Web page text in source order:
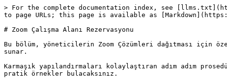
> For the complete documentation index, see
to page URLs; this page is available as
# Zoom Çalışma Alanı Rezervasyonu
Bu bölüm, yöneticilerin Zoom Çözümleri dağıtması için
sunar.
Karmaşık yapılandırmaları kolaylaştıran adım adım
pratik örnekler bulacaksınız.